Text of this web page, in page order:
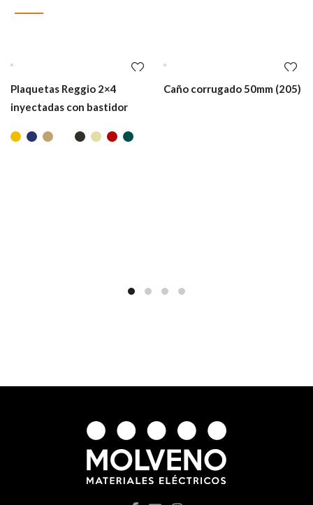
Plaquetas Reggio 2×4
inyectadas con bastidor
Caño corrugado 50mm (205)